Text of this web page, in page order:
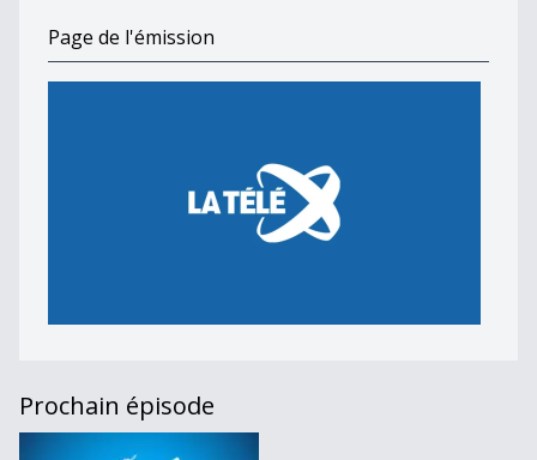
Page de l'émission
Prochain épisode